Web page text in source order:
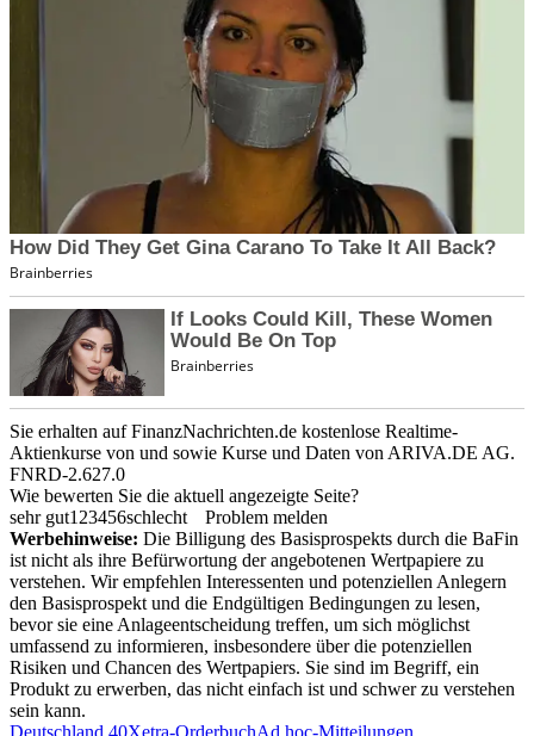
Sie erhalten auf FinanzNachrichten.de kostenlose Realtime-
Aktienkurse von und sowie Kurse und Daten von ARIVA.DE AG.
FNRD-2.627.0
Wie bewerten Sie die aktuell angezeigte Seite?
sehr gut1 23456schlecht
Problem melden
Werbehinweise: Die Billigung des Basisprospekts durch die BaFin
ist nicht als ihre Befürwortung der angebotenen Wertpapiere zu
verstehen. Wir empfehlen Interessenten und potenziellen Anlegern
den Basisprospekt und die Endgültigen Bedingungen zu lesen,
bevor sie eine Anlageentscheidung treffen, um sich möglichst
umfassend zu informieren, insbesondere über die potenziellen
Risiken und Chancen des Wertpapiers. Sie sind im Begriff, ein
Produkt zu erwerben, das nicht einfach ist und schwer zu verstehen
sein kann.